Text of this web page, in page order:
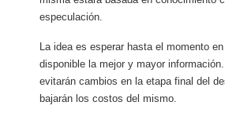
especulación.
La idea es esperar hasta el momento
disponible la mejor y mayor
evitarán cambios en la etapa final del
bajarán los costos del mismo.